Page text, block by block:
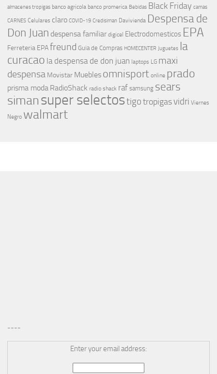
almacenes tropigas banco agricola banco promerica Bebidas Black Friday camas
CARNES Celulares claro COVID-19 Credisiman Davivienda Despensa de
Don Juan despensa familiar digicel Electrodomesticos EPA
Ferreteria EPAfreund Guia de Compras HOMECENTER Juguetes la
curacao la despensa de don juan laptops LG maxi
despensa Movistar Muebles omnisport online prado
prisma moda RadioShack radio shack raf samsung sears
simansuper selectostigotropigasvidri Viernes
Negro walmart
----
Enter your email address: